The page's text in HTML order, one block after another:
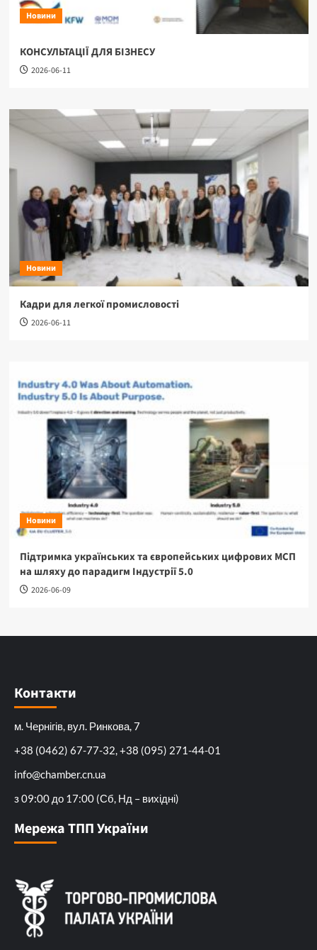
Новини
КОНСУЛЬТАЦІЇ ДЛЯ БІЗНЕСУ
2026-06-11
Новини
Кадри для легкої промисловості
2026-06-11
Новини
Підтримка українських та європейських цифрових МСП
на шляху до парадигм Індустрії 5.0
2026-06-09
Контакти
м. Чернігів, вул. Ринкова, 7
+38 (0462) 67-77-32, +38 (095) 271-44-01
info@chamber.cn.ua
з 09:00 до 17:00 (Сб, Нд – вихідні)
Мережа ТПП України